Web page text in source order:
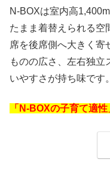
N-BOXは室内高
たまま着替えられる空
席を後席側へ大きく寄
ものの広さ、左右独立
いやすさが持ち味です。
「N-BOXの子育て適